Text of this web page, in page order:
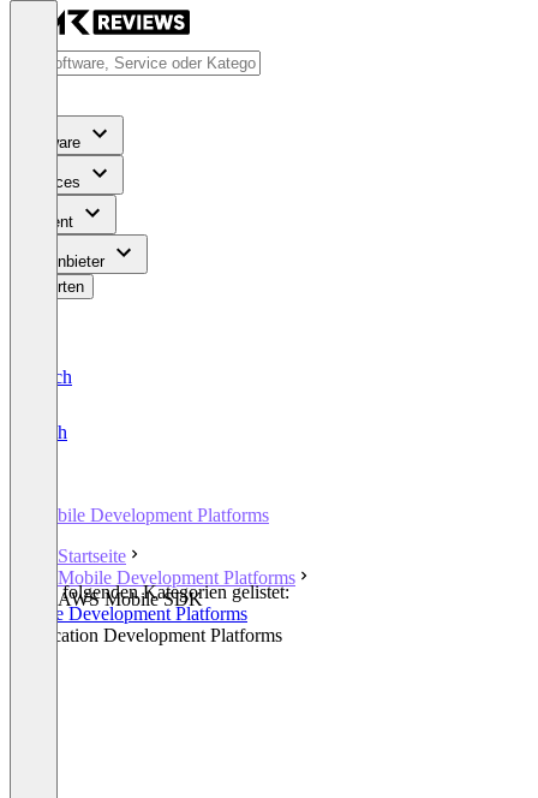
Software
Services
Content
Für Anbieter
Bewerten
Deutsch
English
Mobile Development Platforms
Startseite
Mobile Development Platforms
AWS Mobile SDK
In den folgenden Kategorien gelistet:
Mobile Development Platforms
Application Development Platforms